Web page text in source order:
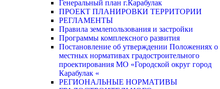
Генеральный план г.Карабулак
ПРОЕКТ ПЛАНИРОВКИ ТЕРРИТОРИИ
РЕГЛАМЕНТЫ
Правила землепользования и застройки
Программы комплексного развития
Постановление об утверждении Положениях о
местных нормативах градостроительного
проектирования МО «Городской округ город
Карабулак «
РЕГИОНАЛЬНЫЕ НОРМАТИВЫ